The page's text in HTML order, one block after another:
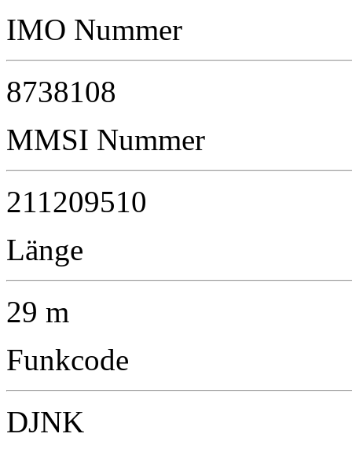
IMO Nummer
8738108
MMSI Nummer
211209510
Länge
29 m
Funkcode
DJNK